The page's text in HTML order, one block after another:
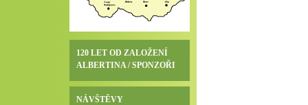
120 LET OD ZALOŽENÍ
ALBERTINA / SPONZOŘI
NÁVŠTĚVY